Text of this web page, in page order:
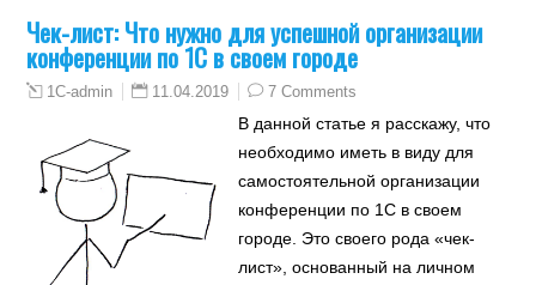
Чек-лист: Что нужно для успешной организации
конференции по 1С в своем городе
1C-admin 11.04.2019 7 Comments
В данной статье я расскажу, что
необходимо иметь в виду для
самостоятельной организации
конференции по 1С в своем
городе. Это своего рода «чек-
лист», основанный на личном